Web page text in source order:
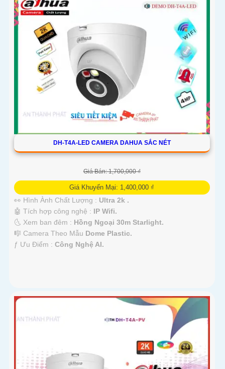
DH-T4A-LED CAMERA DAHUA SẮC NÉT
Giá Bán: 1,700,000 ₫
Giá Khuyến Mại: 1,400,000 ₫
👀 Hình Ành Chất Lượng : Ultra 2k .
🤖️ Tích hợp công nghệ : IP Wifi.
🌜 Xem ban đêm : Hồng Ngoại 30m Starlight.
🎼️ Camera Theo Mẫu Dome Plastic.
️ƒ Ưu Điểm : Công Nghệ AI.